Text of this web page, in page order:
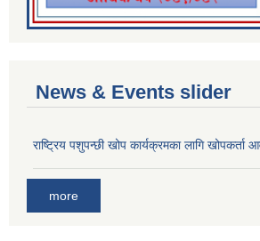
News & Events slider
राष्ट्रिय पशुपन्छी खोप कार्यक्रमका लागि खोपकर्ता
more